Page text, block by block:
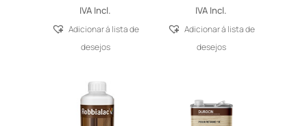
11,41 €
IVA Incl.
Adicionar á lista de
desejos
16,22 €
IVA Incl.
Adicionar á lista de
desejos